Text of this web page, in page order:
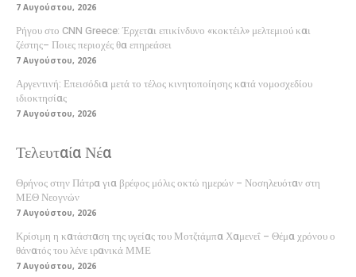
7 Αυγούστου, 2026
Ρήγου στο CNN Greece: Έρχεται επικίνδυνο «κοκτέιλ» μελτεμιού και
ζέστης– Ποιες περιοχές θα επηρεάσει
7 Αυγούστου, 2026
Αργεντινή: Επεισόδια μετά το τέλος κινητοποίησης κατά νομοσχεδίου
ιδιοκτησίας
7 Αυγούστου, 2026
Τελευταία Νέα
Θρήνος στην Πάτρα για βρέφος μόλις οκτώ ημερών – Νοσηλευόταν στη
ΜΕΘ Νεογνών
7 Αυγούστου, 2026
Κρίσιμη η κατάσταση της υγείας του Μοτζτάμπα Χαμενεΐ – Θέμα χρόνου ο
θάνατός του λένε ιρανικά ΜΜΕ
7 Αυγούστου, 2026